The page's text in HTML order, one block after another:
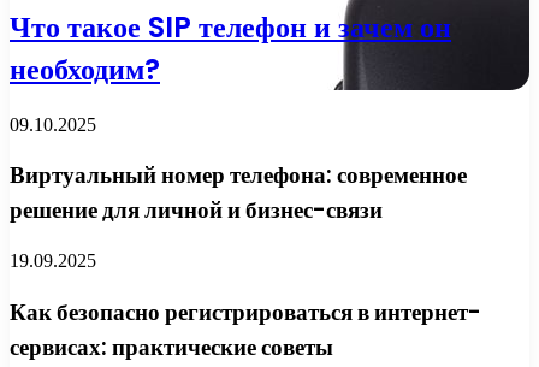
Что такое SIP телефон и зачем он
необходим?
09.10.2025
Виртуальный номер телефона: современное
решение для личной и бизнес-связи
19.09.2025
Как безопасно регистрироваться в интернет-
сервисах: практические советы